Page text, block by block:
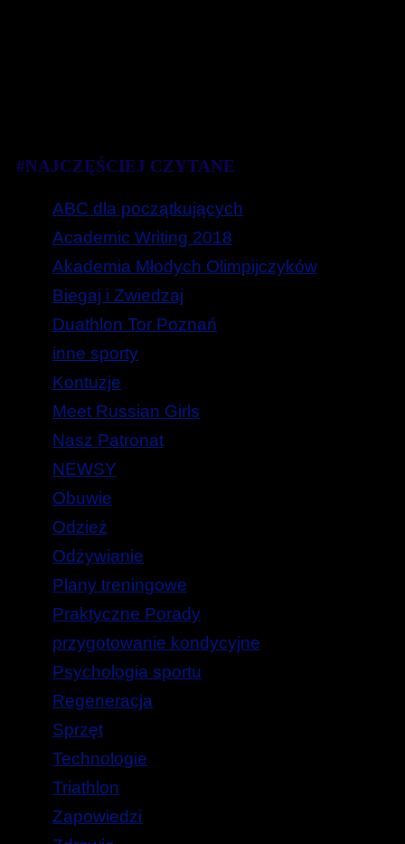
#NAJCZĘŚCIEJ CZYTANE
ABC dla początkujących
Academic Writing 2018
Akademia Młodych Olimpijczyków
Biegaj i Zwiedzaj
Duathlon Tor Poznań
inne sporty
Kontuzje
Meet Russian Girls
Nasz Patronat
NEWSY
Obuwie
Odzież
Odżywianie
Plany treningowe
Praktyczne Porady
przygotowanie kondycyjne
Psychologia sportu
Regeneracja
Sprzęt
Technologie
Triathlon
Zapowiedzi